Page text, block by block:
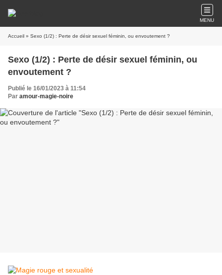
MENU
Accueil » Sexo (1/2) : Perte de désir sexuel féminin, ou envoutement ?
Sexo (1/2) : Perte de désir sexuel féminin, ou
envoutement ?
Publié le 16/01/2023 à 11:54
Par amour-magie-noire